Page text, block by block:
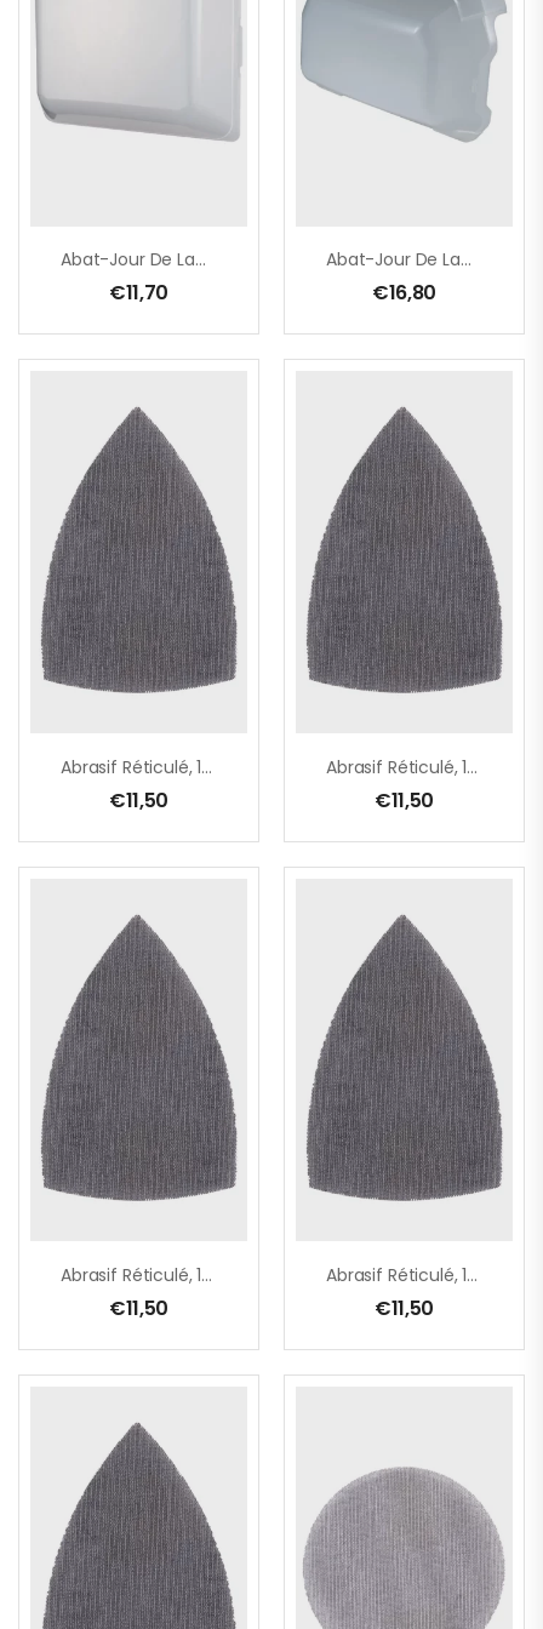
Abat-Jour De Lampe
€11,70
Abat-Jour De Lampe
€16,80
Abrasif Réticulé, 100 X 150 Mm, A120
€11,50
Abrasif Réticulé, 100 X 150 Mm, A180
€11,50
Abrasif Réticulé, 100 X 150 Mm, A240
€11,50
Abrasif Réticulé, 100 X 150 Mm, A320
€11,50